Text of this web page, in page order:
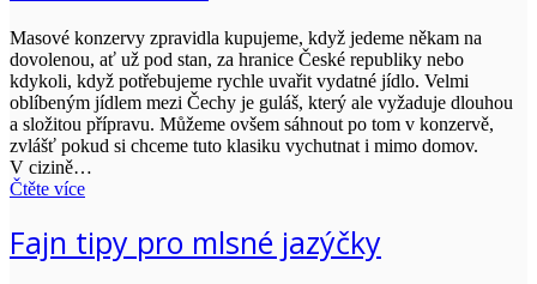
Masové konzervy zpravidla kupujeme, když jedeme někam na
dovolenou, ať už pod stan, za hranice České republiky nebo
kdykoli, když potřebujeme rychle uvařit vydatné jídlo. Velmi
oblíbeným jídlem mezi Čechy je guláš, který ale vyžaduje dlouhou
a složitou přípravu. Můžeme ovšem sáhnout po tom v konzervě,
zvlášť pokud si chceme tuto klasiku vychutnat i mimo domov.
V cizině…
Čtěte více
Fajn tipy pro mlsné jazýčky